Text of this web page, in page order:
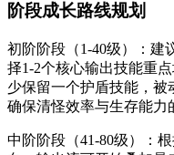
阶段成长路线规划
初阶阶段（1-40级）：建
择1-2个核心输出技能重
少保留一个护盾技能，
确保清怪效率与生存能力
中阶阶段（41-80级）：